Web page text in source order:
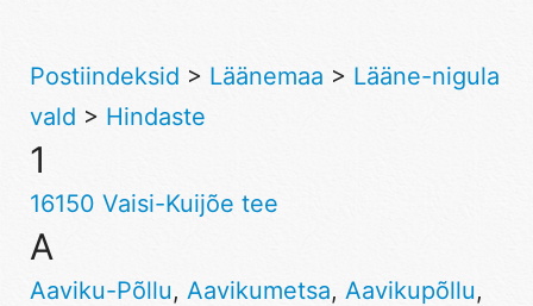
Postiindeksid > Läänemaa > Lääne-nigula
vald > Hindaste
1
16150 Vaisi-Kuijõe tee
A
Aaviku-Põllu, Aavikumetsa, Aavikupõllu,